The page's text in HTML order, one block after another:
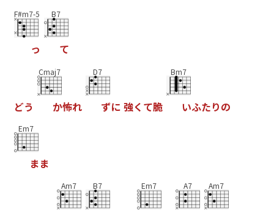
F#m7-5
っ
B7
て
どう
Cmaj7
か怖れ
D7
ずに 強く て脆
Bm7
いふたりの
Em7
まま
Am7 B7 Em7 A7 Am7